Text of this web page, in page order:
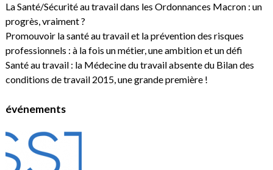
La Santé/Sécurité au travail dans les Ordonnances Macron : un
progrès, vraiment ?
Promouvoir la santé au travail et la prévention des risques
professionnels : à la fois un métier, une ambition et un défi
Santé au travail : la Médecine du travail absente du Bilan des
conditions de travail 2015, une grande première !
événements